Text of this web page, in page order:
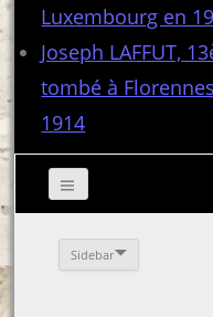
Luxembourg en
Joseph LAFFUT,
tombé à
1914
Sidebar